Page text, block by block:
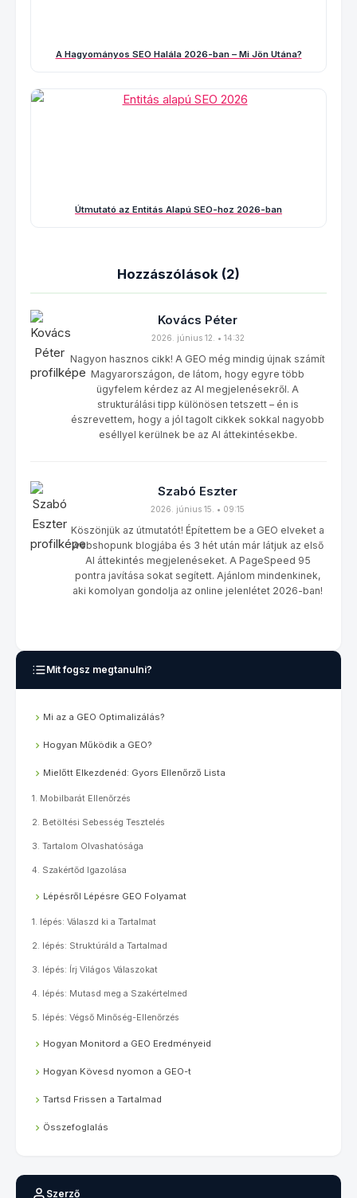
A Hagyományos SEO Halála 2026-ban – Mi Jön Utána?
Útmutató az Entitás Alapú SEO-hoz 2026-ban
Hozzászólások (2)
Kovács Péter
2026. június 12. • 14:32
Nagyon hasznos cikk! A GEO még mindig újnak számít
Magyarországon, de látom, hogy egyre több
ügyfelem kérdez az AI megjelenésekről. A
strukturálási tipp különösen tetszett – én is
észrevettem, hogy a jól tagolt cikkek sokkal nagyobb
eséllyel kerülnek be az AI áttekintésekbe.
Szabó Eszter
2026. június 15. • 09:15
Köszönjük az útmutatót! Építettem be a GEO elveket a
webshopunk blogjába és 3 hét után már látjuk az első
AI áttekintés megjelenéseket. A PageSpeed 95
pontra javítása sokat segített. Ajánlom mindenkinek,
aki komolyan gondolja az online jelenlétet 2026-ban!
Mit fogsz megtanulni?
Mi az a GEO Optimalizálás?
Hogyan Működik a GEO?
Mielőtt Elkezdenéd: Gyors Ellenőrző Lista
1. Mobilbarát Ellenőrzés
2. Betöltési Sebesség Tesztelés
3. Tartalom Olvashatósága
4. Szakértőd Igazolása
Lépésről Lépésre GEO Folyamat
1. lépés: Válaszd ki a Tartalmat
2. lépés: Struktúráld a Tartalmad
3. lépés: Írj Világos Válaszokat
4. lépés: Mutasd meg a Szakértelmed
5. lépés: Végső Minőség-Ellenőrzés
Hogyan Monitord a GEO Eredményeid
Hogyan Kövesd nyomon a GEO-t
Tartsd Frissen a Tartalmad
Összefoglalás
Szerző